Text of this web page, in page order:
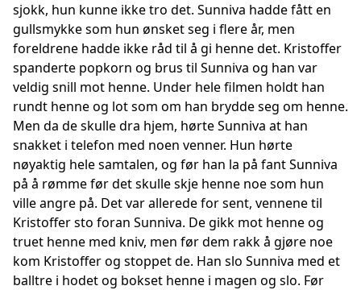
sjokk, hun kunne ikke tro det. Sunniva hadde fått en
gullsmykke som hun ønsket seg i flere år, men
foreldrene hadde ikke råd til å gi henne det. Kristoffer
spanderte popkorn og brus til Sunniva og han var
veldig snill mot henne. Under hele filmen holdt han
rundt henne og lot som om han brydde seg om henne.
Men da de skulle dra hjem, hørte Sunniva at han
snakket i telefon med noen venner. Hun hørte
nøyaktig hele samtalen, og før han la på fant Sunniva
på å rømme før det skulle skje henne noe som hun
ville angre på. Det var allerede for sent, vennene til
Kristoffer sto foran Sunniva. De gikk mot henne og
truet henne med kniv, men før dem rakk å gjøre noe
kom Kristoffer og stoppet de. Han slo Sunniva med et
balltre i hodet og bokset henne i magen og slo. Før